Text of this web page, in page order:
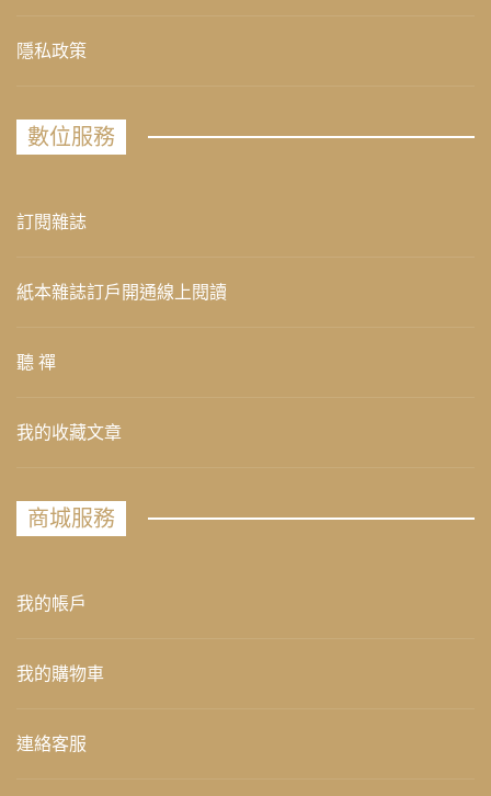
隱私政策
數位服務
訂閱雜誌
紙本雜誌訂戶開通線上閱讀
聽 禪
我的收藏文章
商城服務
我的帳戶
我的購物車
連絡客服